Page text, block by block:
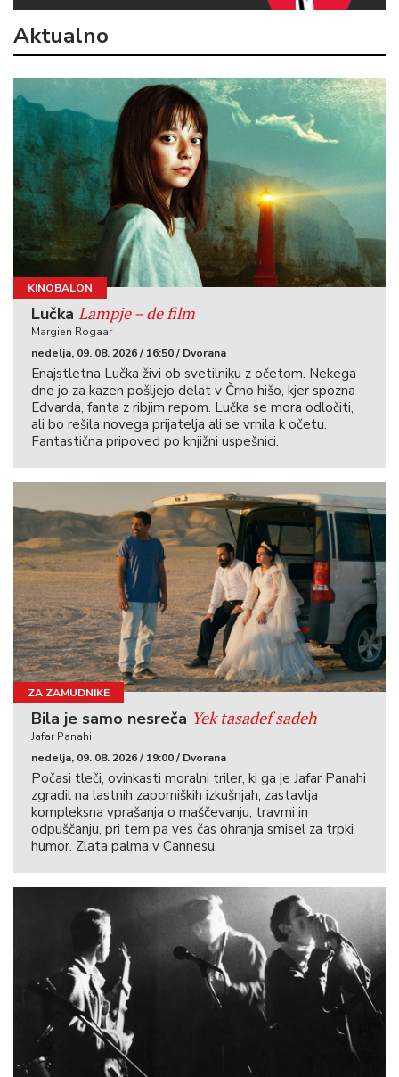
Aktualno
KINOBALON
Lučka Lampje – de film
Margien Rogaar
nedelja, 09. 08. 2026 / 16:50 / Dvorana
Enajstletna Lučka živi ob svetilniku z očetom. Nekega
dne jo za kazen pošljejo delat v Črno hišo, kjer spozna
Edvarda, fanta z ribjim repom. Lučka se mora odločiti,
ali bo rešila novega prijatelja ali se vrnila k očetu.
Fantastična pripoved po knjižni uspešnici.
ZA ZAMUDNIKE
Bila je samo nesreča Yek tasadef sadeh
Jafar Panahi
nedelja, 09. 08. 2026 / 19:00 / Dvorana
Počasi tleči, ovinkasti moralni triler, ki ga je Jafar Panahi
zgradil na lastnih zaporniških izkušnjah, zastavlja
kompleksna vprašanja o maščevanju, travmi in
odpuščanju, pri tem pa ves čas ohranja smisel za trpki
humor. Zlata palma v Cannesu.